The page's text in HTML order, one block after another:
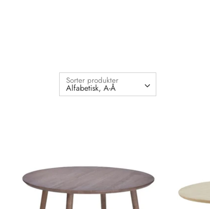
Sorter produkter
Alfabetisk, A-Å